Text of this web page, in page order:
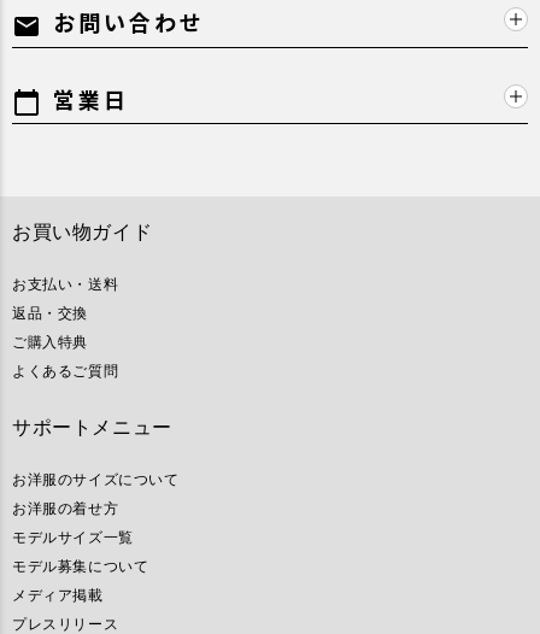
mail お問い合わせ
calendar_today 営業日
お買い物ガイド
お支払い・送料
返品・交換
ご購入特典
よくあるご質問
サポートメニュー
お洋服のサイズについて
お洋服の着せ方
モデルサイズ一覧
モデル募集について
メディア掲載
プレスリリース